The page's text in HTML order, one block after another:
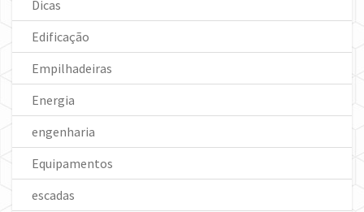
Dicas
Edificação
Empilhadeiras
Energia
engenharia
Equipamentos
escadas